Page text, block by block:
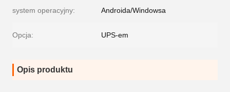
system operacyjny: Androida/Windowsa
Opcja: UPS-em
Opis produktu